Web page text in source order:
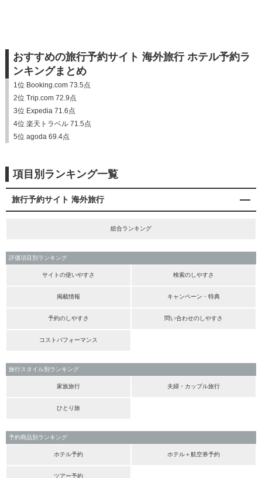
おすすめの旅行予約サイト 海外旅行 ホテル予約ラ
ンキングまとめ
1位 Booking.com 73.5点
2位 Trip.com 72.9点
3位 Expedia 71.6点
4位 楽天トラベル 71.5点
5位 agoda 69.4点
項目別ランキング一覧
旅行予約サイト 海外旅行
総合ランキング
評価項目別ランキング
サイトの使いやすさ 検索のしやすさ
掲載情報 キャンペーン・特典
予約のしやすさ 問い合わせのしやすさ
コストパフォーマンス
旅行スタイル別ランキング
家族旅行 夫婦・カップル旅行
ひとり旅
予約商品別ランキング
ホテル予約 ホテル＋航空券予約
ツアー予約